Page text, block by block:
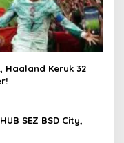
Haaland Keruk 32
SEZ BSD City,